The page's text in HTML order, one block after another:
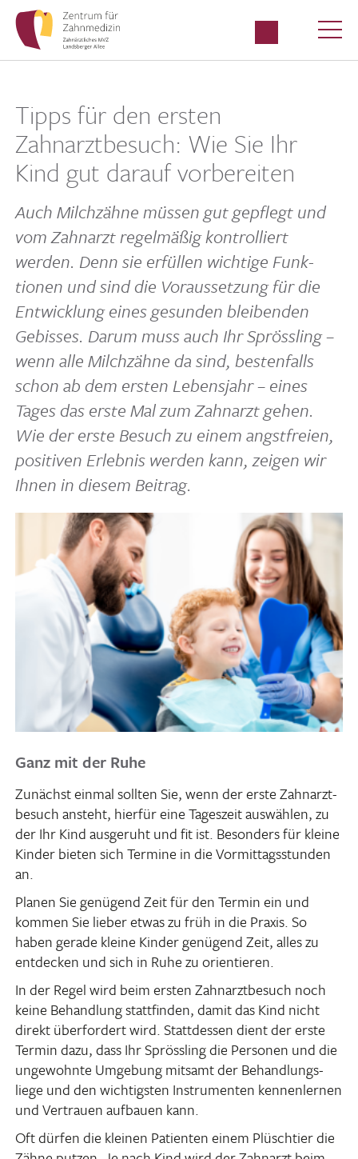
Tipps für den ersten
Zahnarztbesuch: Wie Sie Ihr
Kind gut darauf vorbereiten
Auch Milch­zähne müssen gut gepflegt und
vom Zahn­arzt regel­mäßig kontrol­liert
werden. Denn sie erfüllen wich­tige Funk­
tionen und sind die Voraus­set­zung für die
Entwick­lung eines gesunden blei­benden
Gebisses. Darum muss auch Ihr Spröss­ling –
wenn alle Milch­zähne da sind, besten­falls
schon ab dem ersten Lebens­jahr – eines
Tages das erste Mal zum Zahn­arzt gehen.
Wie der erste Besuch zu einem angst­freien,
posi­tiven Erlebnis werden kann, zeigen wir
Ihnen in diesem Beitrag.
Ganz mit der Ruhe
Zunächst einmal sollten Sie, wenn der erste Zahn­arzt­
be­such ansteht, hierfür eine Tages­zeit auswählen, zu
der Ihr Kind ausge­ruht und fit ist. Beson­ders für kleine
Kinder bieten sich Termine in die Vormit­tags­stunden
an.
Planen Sie genü­gend Zeit für den Termin ein und
kommen Sie lieber etwas zu früh in die Praxis. So
haben gerade kleine Kinder genü­gend Zeit, alles zu
entde­cken und sich in Ruhe zu orientieren.
In der Regel wird beim ersten Zahn­arzt­be­such noch
keine Behand­lung statt­finden, damit das Kind nicht
direkt über­for­dert wird. Statt­dessen dient der erste
Termin dazu, dass Ihr Spröss­ling die Personen und die
unge­wohnte Umge­bung mitsamt der Behand­lungs­
liege und den wich­tigsten Instru­menten kennen­lernen
und Vertrauen aufbauen kann.
Oft dürfen die kleinen Pati­enten einem Plüsch­tier die